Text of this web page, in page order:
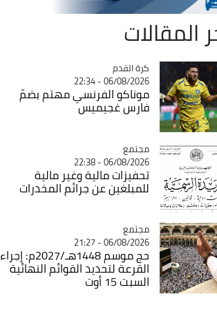
المقالات
Catégorie
كرة القدم
06/08/2026 - 22:34
موناكو الفرنسي مهتم بضمّ
فارس غجيميس
Catégorie
مجتمع
06/08/2026 - 22:38
تحفيزات مالية وغير مالية
للمبلغين عن جرائم المخدرات
Catégorie
مجتمع
06/08/2026 - 21:27
حج موسم 1448هـ/2027م: إجراء
القرعة لتحديد القوائم النهائية
السبت 15 أوت